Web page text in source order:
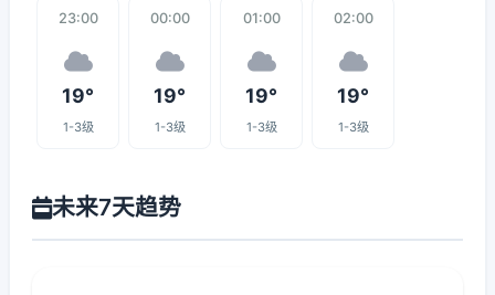
23:00
19°
1-3级
00:00
19°
1-3级
01:00
19°
1-3级
02:00
19°
1-3级
未来7天趋势